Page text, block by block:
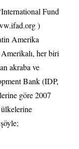
Fund
)
Amerika
her biri
akraba ve
Bank (IDP,
göre 2007